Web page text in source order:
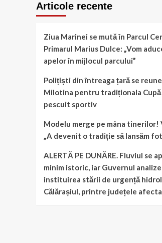
Articole recente
Ziua Marinei se mută în Parcul
Primarul Marius Dulce: „Vom
apelor în mijlocul parcului”
Polițiști din întreaga țară se
Milotina pentru tradiționala Cupă
pescuit sportiv
Modelu merge pe mâna tinerilor!
„A devenit o tradiție să lansăm
ALERTĂ PE DUNĂRE. Fluviul se
minim istoric, iar Guvernul
instituirea stării de urgență
Călărașiul, printre județele